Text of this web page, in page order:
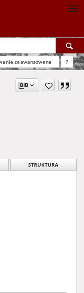
zaawansowane ?
STRUKTURA